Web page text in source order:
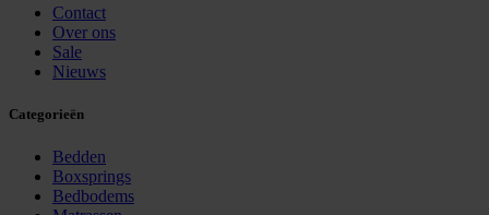
Contact
Over ons
Sale
Nieuws
Categorieën
Bedden
Boxsprings
Bedbodems